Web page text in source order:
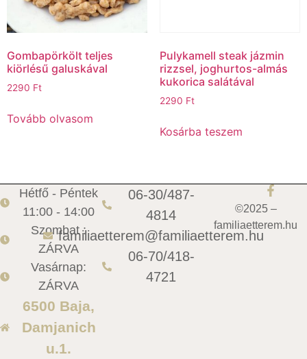
Gombapörkölt teljes
kiörlésű galuskával
2290 Ft
Tovább olvasom
Pulykamell steak jázmin
rizzsel, joghurtos-almás
kukorica salátával
2290 Ft
Kosárba teszem
Hétfő - Péntek
11:00 - 14:00
Szombat :
ZÁRVA
Vasárnap:
ZÁRVA
6500 Baja,
Damjanich
u.1.
06-30/487-
4814
familiaetterem@familiaetterem.hu
06-70/418-
4721
©2025 –
familiaetterem.hu